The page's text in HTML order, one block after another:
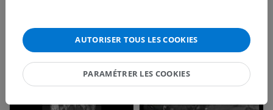
AUTORISER TOUS LES COOKIES
PARAMÉTRER LES COOKIES